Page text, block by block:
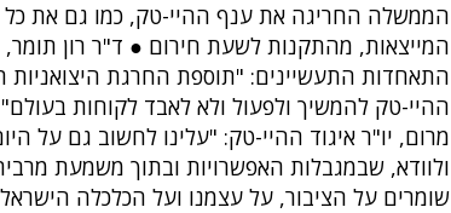
הממשלה החריגה את ענף ההיי-טק, כמו גם את
המייצאות, מהתקנות לשעת חירום ● ד"ר רון תומר,
התאחדות התעשיינים: "תוספת החרגת
ההיי-טק להמשיך ולפעול ולא לאבד לקוחות
מרום, יו"ר איגוד ההיי-טק: "עלינו לחשוב גם על
ולוודא, שבמגבלות האפשרויות ובתוך משמעת
שומרים על הציבור, על עצמנו ועל הכלכלה